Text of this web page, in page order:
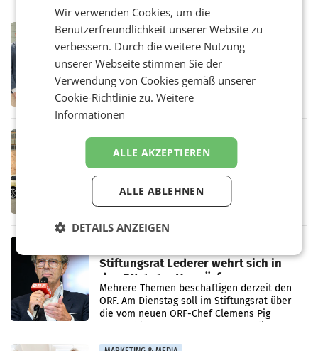
in Haag sowie im rund
RETAIL
Alles bereit für den Wechsel: Jürgen
Albrecht setzt ab 1.1.2027 auf Adeg
WIENER NEUDORF. – Die geplante
Zusammenarbeit zwischen Adeg und dem
Vorarlberger Kaufmann Jürgen Albrecht ist
Bundeswettbewerbsbehörde und der
Bundeskartellanwalt
MOBILITY BUSINESS
Rekordergebnis im Juli: Leapmotor
verdoppelt Auslieferungen und
überschreitet die 100.000er-Marke
– Im Juli 2026 erreichte Leapmotor einen
wichtigen Meilenstein und lieferte weltweit
Ergebnis gegenüber Juli 2025 mehr als
Stiftungsrat Lederer wehrt sich in
den SN gegen Vorwürfe
Mehrere Themen beschäftigen derzeit den
ORF. Am Dienstag soll im Stiftungsrat über
die vom neuen ORF-Chef Clemens Pig
Wir verwenden Cookies, um die
Benutzerfreundlichkeit unserer Website zu
verbessern. Durch die weitere Nutzung
unserer Webseite stimmen Sie der
Verwendung von Cookies gemäß unserer
Cookie-Richtlinie zu.Weitere
Informationen
ALLE AKZEPTIEREN
ALLE ABLEHNEN
DETAILS ANZEIGEN